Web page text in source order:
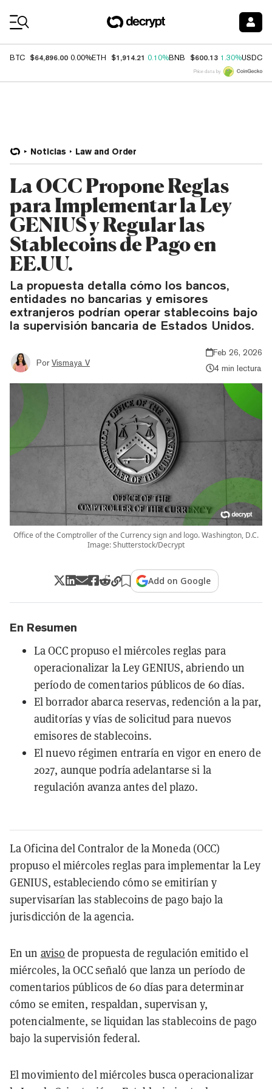
BTC $64,896.00 0.00%ETH $1,914.21 0.10%BNB $600.13 1.30%USDC
Price data by
Noticias Law and Order
La OCC Propone Reglas
para Implementar la Ley
GENIUS y Regular las
Stablecoins de Pago en
EE.UU.
La propuesta detalla cómo los bancos,
entidades no bancarias y emisores
extranjeros podrían operar stablecoins bajo
la supervisión bancaria de Estados Unidos.
Por Vismaya V
Feb 26, 2026
4 min lectura
Office of the Comptroller of the Currency sign and logo. Washington, D.C.
Image: Shutterstock/Decrypt
Add on Google
En Resumen
La OCC propuso el miércoles reglas para
operacionalizar la Ley GENIUS, abriendo un
período de comentarios públicos de 60 días.
El borrador abarca reservas, redención a la par,
auditorías y vías de solicitud para nuevos
emisores de stablecoins.
El nuevo régimen entraría en vigor en enero de
2027, aunque podría adelantarse si la
regulación avanza antes del plazo.
La Oficina del Contralor de la Moneda (OCC)
propuso el miércoles reglas para implementar la Ley
GENIUS, estableciendo cómo se emitirían y
supervisarían las stablecoins de pago bajo la
jurisdicción de la agencia.
En un aviso de propuesta de regulación emitido el
miércoles, la OCC señaló que lanza un período de
comentarios públicos de 60 días para determinar
cómo se emiten, respaldan, supervisan y,
potencialmente, se liquidan las stablecoins de pago
bajo la supervisión federal.
El movimiento del miércoles busca operacionalizar